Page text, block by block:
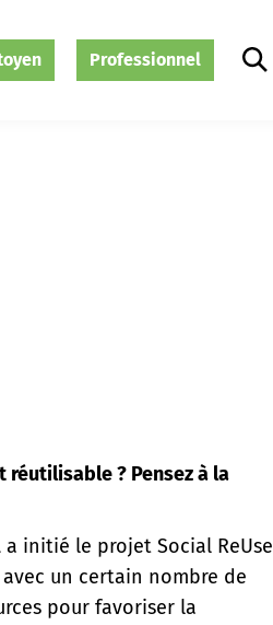
Professionnel
réutilisable ? Pensez à la
a initié le projet Social ReUse
un certain nombre de
pour favoriser la